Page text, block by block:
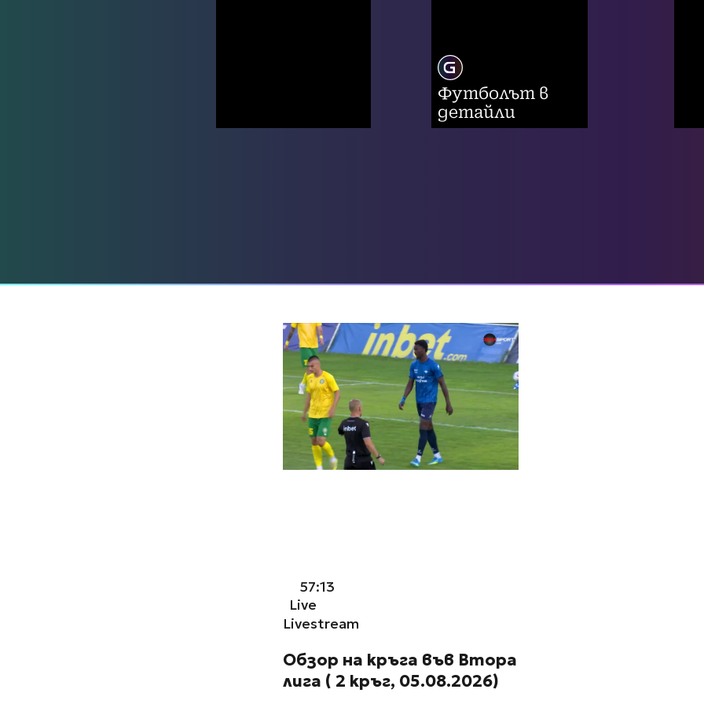
Футболът в
детайли
57:13
Live
Livestream
Обзор на кръга във Втора
лига ( 2 кръг, 05.08.2026)